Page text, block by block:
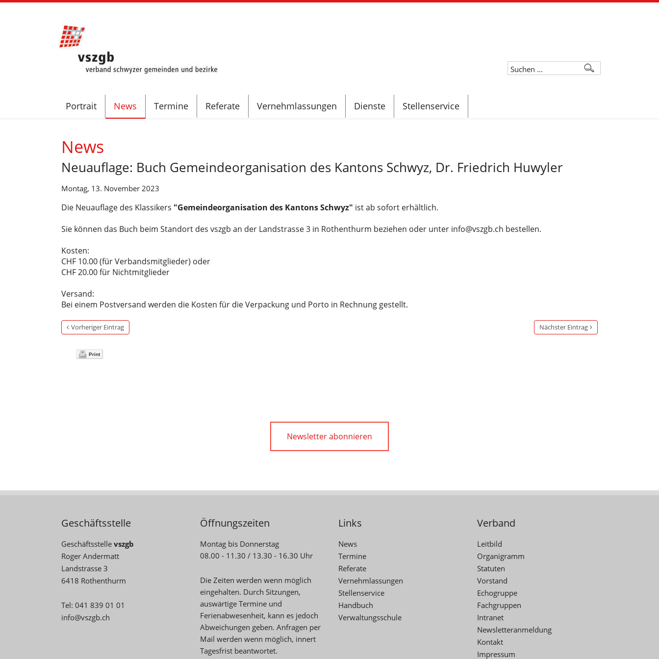
Portrait News Termine Referate Vernehmlassungen Dienste Stellenservice
News
Neuauflage: Buch Gemeindeorganisation des Kantons Schwyz, Dr. Friedrich Huwyler
Montag, 13. November 2023
Die Neuauflage des Klassikers "Gemeindeorganisation des Kantons Schwyz" ist ab sofort erhältlich.
Sie können das Buch beim Standort des vszgb an der Landstrasse 3 in Rothenthurm beziehen oder unter info@vszgb.ch bestellen.
Kosten:
CHF 10.00 (für Verbandsmitglieder) oder
CHF 20.00 für Nichtmitglieder
Versand:
Bei einem Postversand werden die Kosten für die Verpackung und Porto in Rechnung gestellt.
Vorheriger Eintrag Nächster Eintrag
Print
Newsletter abonnieren
Geschäftsstelle
Geschäftsstelle vszgb
Roger Andermatt
Landstrasse 3
6418 Rothenthurm
Tel: 041 839 01 01
info@vszgb.ch
Öffnungszeiten
Montag bis Donnerstag
08.00 - 11.30 / 13.30 - 16.30 Uhr
Die Zeiten werden wenn möglich
eingehalten. Durch Sitzungen,
auswärtige Termine und
Ferienabwesenheit, kann es jedoch
Abweichungen geben. Anfragen per
Mail werden wenn möglich, innert
Tagesfrist beantwortet.
Links
News
Termine
Referate
Vernehmlassungen
Stellenservice
Handbuch
Verwaltungsschule
Verband
Leitbild
Organigramm
Statuten
Vorstand
Echogruppe
Fachgruppen
Intranet
Newsletteranmeldung
Kontakt
Impressum